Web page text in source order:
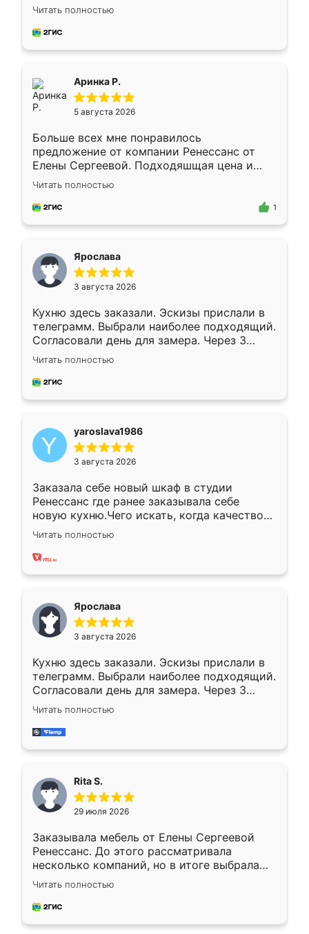
Замерщик приехал в субботу, подошёл к
делу со всей ответственностью. Собрали
за день, ребята работали аккуратно, даже
Читать полностью
Аринка Р.
5 августа 2026
Больше всех мне понравилось
предложение от компании Ренессанс от
Елены Сергеевой. Подходяшщая цена и
короткие сроки изготовления. Приехавший
для замера сотрудник Владислав
предложил по моему эскизу самый
Читать полностью
1
Ярослава
3 августа 2026
Кухню здесь заказали. Эскизы прислали в
телеграмм. Выбрали наиболее подходящий.
Согласовали день для замера. Через 3
недели кухня была уже готова. Остались
довольны работой. Спасибо Ренессанс
мебель за качественную работу!
Читать полностью
yaroslava1986
3 августа 2026
Заказала себе новый шкаф в студии
Ренессанс где ранее заказывала себе
новую кухню.Чего искать, когда качеством
вполне довольна. Служит кухня уже почти
два года, нареканий нет.
Читать полностью
Ярослава
3 августа 2026
Кухню здесь заказали. Эскизы прислали в
телеграмм. Выбрали наиболее подходящий.
Согласовали день для замера. Через 3
недели кухня была уже готова. Остались
довольны работой. Спасибо Ренессанс
мебель за качественную работу!
Читать полностью
Rita S.
29 июля 2026
Заказывала мебель от Елены Сергеевой
Ренессанс. До этого рассматривала
несколько компаний, но в итоге выбрала
эту. Сначала обговорили условия, потом
приехал замерщик, всё спокойно объяснил
и снял размеры. Изготовили в срок, с
Читать полностью